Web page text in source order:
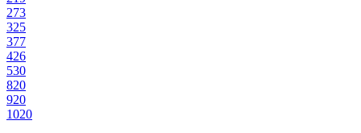
273
325
377
426
530
820
920
1020